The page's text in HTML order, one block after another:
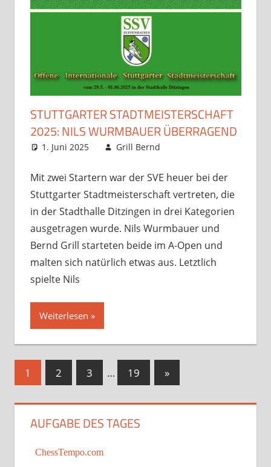
STUTTGARTER STADTMEISTERSCHAFT
2025: NILS WURMBAUER ÜBERRAGEND
1. Juni 2025 Grill Bernd
Mit zwei Startern war der SVE heuer bei der
Stuttgarter Stadtmeisterschaft vertreten, die
in der Stadthalle Ditzingen in drei Kategorien
ausgetragen wurde. Nils Wurmbauer und
Bernd Grill starteten beide im A-Open und
malten sich natürlich etwas aus. Letztlich
spielte Nils
Weiterlesen
Seitennummerierung
Beiträge
1 2 3 … 19
Nächste
Beiträge
»
AUFGABE DES TAGES